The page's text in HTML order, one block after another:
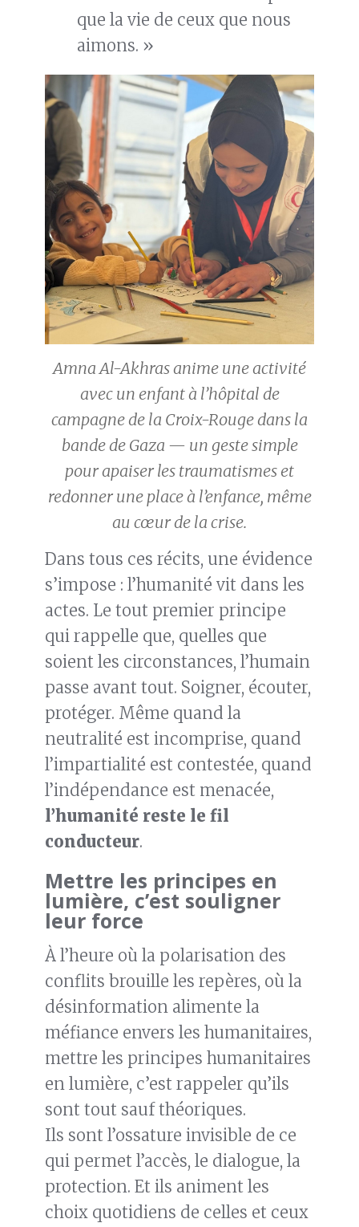
que la vie de ceux que nous
aimons. »
Amna Al-Akhras anime une activité
avec un enfant à l’hôpital de
campagne de la Croix-Rouge dans la
bande de Gaza — un geste simple
pour apaiser les traumatismes et
redonner une place à l’enfance, même
au cœur de la crise.
Dans tous ces récits, une évidence
s’impose : l’humanité vit dans les
actes. Le tout premier principe
qui rappelle que, quelles que
soient les circonstances, l’humain
passe avant tout. Soigner, écouter,
protéger. Même quand la
neutralité est incomprise, quand
l’impartialité est contestée, quand
l’indépendance est menacée,
l’humanité reste le fil
conducteur.
Mettre les principes en
lumière, c’est souligner
leur force
À l’heure où la polarisation des
conflits brouille les repères, où la
désinformation alimente la
méfiance envers les humanitaires,
mettre les principes humanitaires
en lumière, c’est rappeler qu’ils
sont tout sauf théoriques.
Ils sont l’ossature invisible de ce
qui permet l’accès, le dialogue, la
protection. Et ils animent les
choix quotidiens de celles et ceux